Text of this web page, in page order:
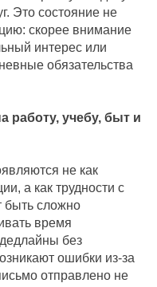
Это состояние не
скорее внимание
интерес или
обязательства
работу, учебу, быт и
не как
а как трудности с
быть сложно
время
без
ошибки из-за
отправлено не